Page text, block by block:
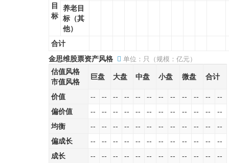
目
标
养老目
标（其
他）
合计
金思维股票资产风格
单位：只（规模：亿元）
估值风格
市值风格
巨盘 大盘 中盘 小盘 微盘 合计
价值 -- -- -- -- -- -- -- -- -- -- --
--
偏价值
-- -- -- -- -- -- -- -- -- -- --
--
均衡
-- -- -- -- -- -- -- -- -- -- --
--
偏成长
-- -- -- -- -- -- -- -- -- -- --
--
成长
-- -- -- -- -- -- -- -- -- -- -- --